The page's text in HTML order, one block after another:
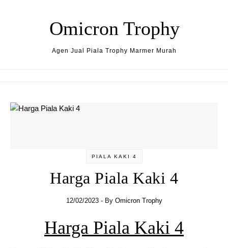
Omicron Trophy
Agen Jual Piala Trophy Marmer Murah
PIALA KAKI 4
Harga Piala Kaki 4
12/02/2023 - By Omicron Trophy
Harga Piala Kaki 4